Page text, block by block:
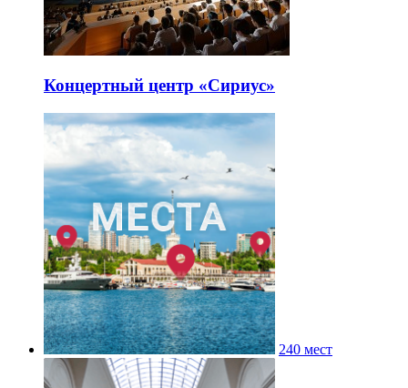
Концертный центр «Сириус»
240 мест